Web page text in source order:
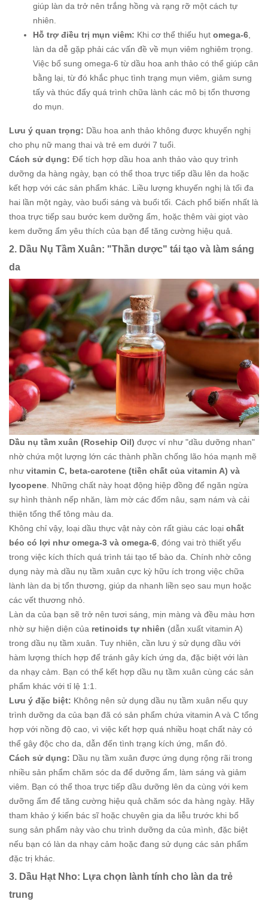
giúp làn da trở nên trắng hồng và rạng rỡ một cách tự
nhiên.
Hỗ trợ điều trị mụn viêm: Khi cơ thể thiếu hụt omega-6
làn da dễ gặp phải các vấn đề về mụn viêm nghiêm trọng.
Việc bổ sung omega-6 từ dầu hoa anh thảo có thể giúp cân
bằng lại, từ đó khắc phục tình trạng mụn viêm, giảm sưng
tấy và thúc đẩy quá trình chữa lành các mô bị tổn thương
do mụn.
Lưu ý quan trọng: Dầu hoa anh thảo không được khuyến nghị
cho phụ nữ mang thai và trẻ em dưới 7 tuổi.
Cách sử dụng: Để tích hợp dầu hoa anh thảo vào quy trình
dưỡng da hàng ngày, bạn có thể thoa trực tiếp dầu lên da hoặc
kết hợp với các sản phẩm khác. Liều lượng khuyến nghị là tối đa
hai lần một ngày, vào buổi sáng và buổi tối. Cách phổ biến nhất là
thoa trực tiếp sau bước kem dưỡng ẩm, hoặc thêm vài giọt vào
kem dưỡng ẩm yêu thích của bạn để tăng cường hiệu quả.
2. Dầu Nụ Tầm Xuân: "Thần dược" tái tạo và làm sáng
da
Dầu nụ tầm xuân (Rosehip Oil) được ví như "dầu dưỡng nhan"
nhờ chứa một lượng lớn các thành phần chống lão hóa mạnh mẽ
như vitamin C, beta-carotene (tiền chất của vitamin A) và
lycopene . Những chất này hoạt động hiệp đồng để ngăn ngừa
sự hình thành nếp nhăn, làm mờ các đốm nâu, sạm nám và cải
thiện tổng thể tông màu da.
Không chỉ vậy, loại dầu thực vật này còn rất giàu các loại chất
béo có lợi như omega-3 và omega-6 , đóng vai trò thiết yếu
trong việc kích thích quá trình tái tạo tế bào da. Chính nhờ công
dụng này mà dầu nụ tầm xuân cực kỳ hữu ích trong việc chữa
lành làn da bị tổn thương, giúp da nhanh liền sẹo sau mụn hoặc
các vết thương nhỏ.
Làn da của bạn sẽ trở nên tươi sáng, mịn màng và đều màu hơn
nhờ sự hiện diện của retinoids tự nhiên (dẫn xuất vitamin A)
trong dầu nụ tầm xuân. Tuy nhiên, cần lưu ý sử dụng dầu với
hàm lượng thích hợp để tránh gây kích ứng da, đặc biệt với làn
da nhạy cảm. Bạn có thể kết hợp dầu nụ tầm xuân cùng các sản
phẩm khác với tỉ lệ 1:1.
Lưu ý đặc biệt: Không nên sử dụng dầu nụ tầm xuân nếu quy
trình dưỡng da của bạn đã có sản phẩm chứa vitamin A và C tổng
hợp với nồng độ cao, vì việc kết hợp quá nhiều hoạt chất này có
thể gây độc cho da, dẫn đến tình trạng kích ứng, mẩn đỏ.
Cách sử dụng: Dầu nụ tầm xuân được ứng dụng rộng rãi trong
nhiều sản phẩm chăm sóc da để dưỡng ẩm, làm sáng và giảm
viêm. Bạn có thể thoa trực tiếp dầu dưỡng lên da cùng với kem
dưỡng ẩm để tăng cường hiệu quả chăm sóc da hàng ngày. Hãy
tham khảo ý kiến bác sĩ hoặc chuyên gia da liễu trước khi bổ
sung sản phẩm này vào chu trình dưỡng da của mình, đặc biệt
nếu bạn có làn da nhạy cảm hoặc đang sử dụng các sản phẩm
đặc trị khác.
3. Dầu Hạt Nho: Lựa chọn lành tính cho làn da trẻ
trung